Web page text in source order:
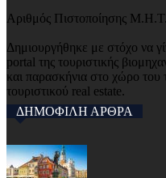
Αριθμός Πιστοποίησης
Δημιουργήθηκε με στόχο να
portal της τουριστικής
και παρασκήνια στο χώρο
τουριστικού real estate.
ΔΗΜΟΦΙΛΗ ΑΡΘΡΑ